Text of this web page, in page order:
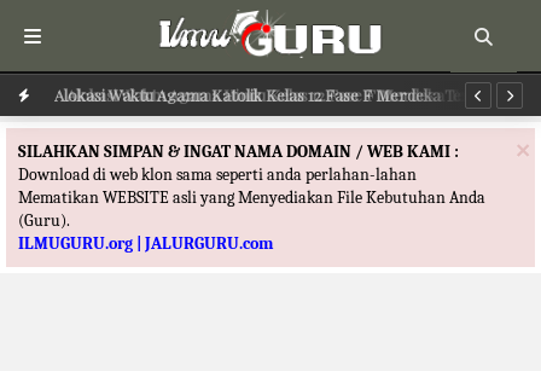
Alokasi Waktu Agama Katolik Kelas 12 Fase F Merdeka Terbaru
Alokasi Waktu Agama Hindu Kelas 12 Fase F Merdeka Terbaru
×
SILAHKAN SIMPAN & INGAT NAMA DOMAIN / WEB KAMI :
Download di web klon sama seperti anda perlahan-lahan
Mematikan WEBSITE asli yang Menyediakan File Kebutuhan Anda
(Guru).
ILMUGURU.org | JALURGURU.com